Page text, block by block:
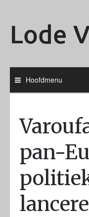
Lode
Hoofdmenu
pan-